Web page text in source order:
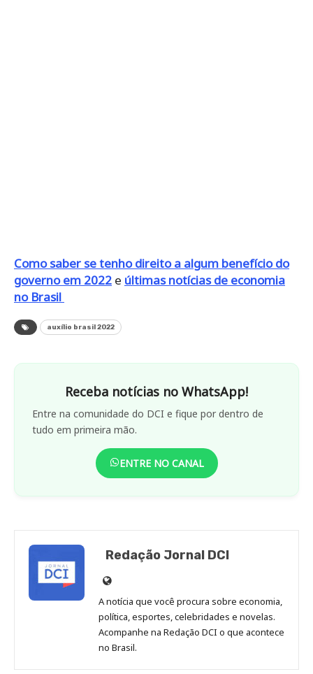
Como saber se tenho direito a algum benefício do
governo em 2022 e últimas notícias de economia
no Brasil
auxílio brasil 2022
Receba notícias no WhatsApp!
Entre na comunidade do DCI e fique por dentro de
tudo em primeira mão.
ENTRE NO CANAL
Redação Jornal DCI
Site
de
Redação
Jornal
DCI
A notícia que você procura sobre economia,
política, esportes, celebridades e novelas.
Acompanhe na Redação DCI o que acontece
no Brasil.